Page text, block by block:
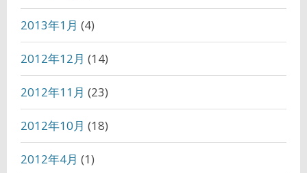
2013年1月 (4)
2012年12月 (14)
2012年11月 (23)
2012年10月 (18)
2012年4月 (1)